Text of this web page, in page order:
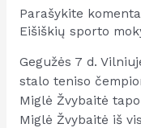
Parašykite
Eišiškių sporto
Gegužės 7 d.
stalo teniso
Miglė Žvybaitė
Miglė Žvybaitė iš